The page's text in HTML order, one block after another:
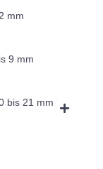
mm
9 mm
bis 21 mm